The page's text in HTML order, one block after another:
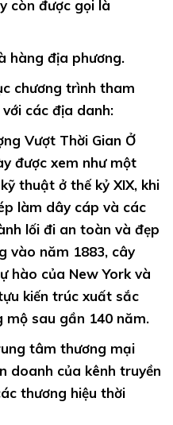
còn được gọi là
hàng địa phương.
chương trình tham
các địa danh:
Vượt Thời Gian Ở
được xem như một
thuật ở thế kỷ XIX, khi
làm dây cáp và các
lối đi an toàn và đẹp
vào năm 1883, cây
hào của New York và
kiến trúc xuất sắc
mộ sau gần 140 năm.
tâm thương mại
doanh của kênh truyền
thương hiệu thời